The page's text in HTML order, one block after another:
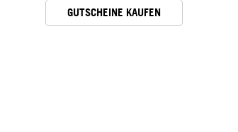
GUTSCHEINE KAUFEN